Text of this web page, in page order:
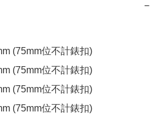
−
(75mm位不計錶扣)
(75mm位不計錶扣)
(75mm位不計錶扣)
(75mm位不計錶扣)